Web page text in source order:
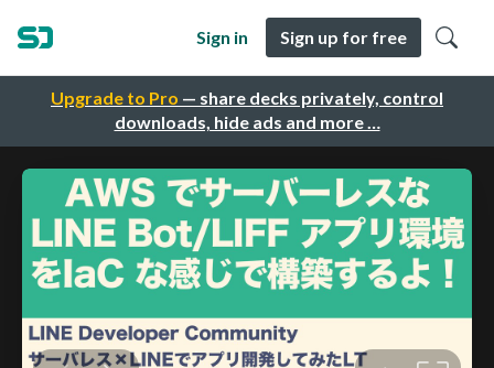
Upgrade to Pro — share decks privately, control
downloads, hide ads and more …
Sign in Sign up for free